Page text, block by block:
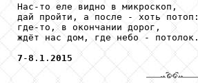
Нас-то еле видно в микроскоп,
дай пройти, а после - хоть потоп:
где-то, в окончании дорог,
ждёт нас дом, где небо - потолок.
7 -8. 1 . 2015